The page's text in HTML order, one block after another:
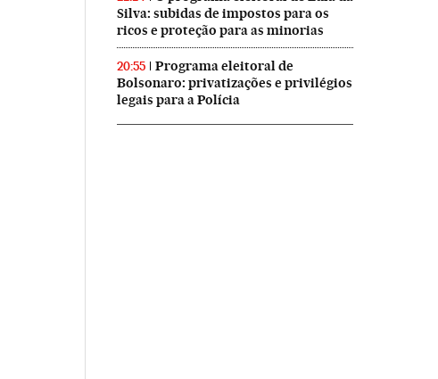
Silva: subidas de impostos para os
ricos e proteção para as minorias
20:55
Programa eleitoral de
Bolsonaro: privatizações e privilégios
legais para a Polícia